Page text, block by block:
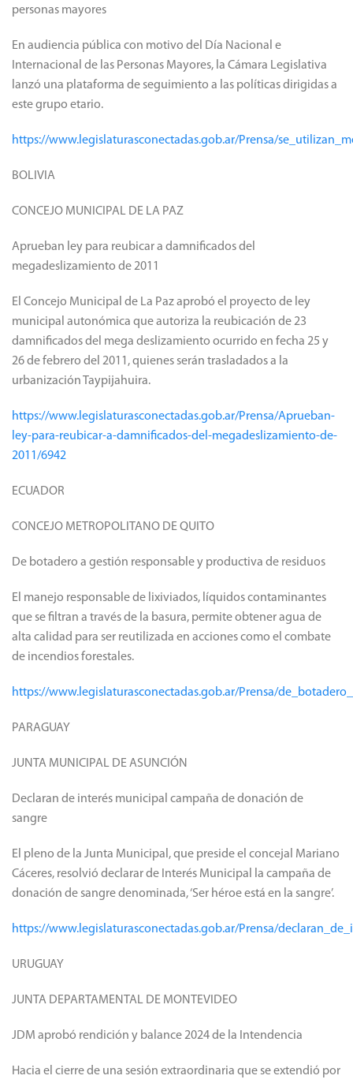
personas mayores
En audiencia pública con motivo del Día Nacional e
Internacional de las Personas Mayores, la Cámara Legislativa
lanzó una plataforma de seguimiento a las políticas dirigidas a
este grupo etario.
https://www.legislaturasconectadas.gob.ar/Prensa/
BOLIVIA
CONCEJO MUNICIPAL DE LA PAZ
Aprueban ley para reubicar a damnificados del
megadeslizamiento de 2011
El Concejo Municipal de La Paz aprobó el proyecto de ley
municipal autonómica que autoriza la reubicación de 23
damnificados del mega deslizamiento ocurrido en fecha 25 y
26 de febrero del 2011, quienes serán trasladados a la
urbanización Taypijahuira.
https://www.legislaturasconectadas.gob.ar/Prensa/Aprueban-
ley-para-reubicar-a-damnificados-del-megadeslizamiento-de-
2011/6942
ECUADOR
CONCEJO METROPOLITANO DE QUITO
De botadero a gestión responsable y productiva de residuos
El manejo responsable de lixiviados, líquidos contaminantes
que se filtran a través de la basura, permite obtener agua de
alta calidad para ser reutilizada en acciones como el combate
de incendios forestales.
https://www.legislaturasconectadas.gob.ar/Prensa/
PARAGUAY
JUNTA MUNICIPAL DE ASUNCIÓN
Declaran de interés municipal campaña de donación de
sangre
El pleno de la Junta Municipal, que preside el concejal Mariano
Cáceres, resolvió declarar de Interés Municipal la campaña de
donación de sangre denominada, ‘Ser héroe está en la sangre’.
https://www.legislaturasconectadas.gob.ar/Prensa/
URUGUAY
JUNTA DEPARTAMENTAL DE MONTEVIDEO
JDM aprobó rendición y balance 2024 de la Intendencia
Hacia el cierre de una sesión extraordinaria que se extendió por